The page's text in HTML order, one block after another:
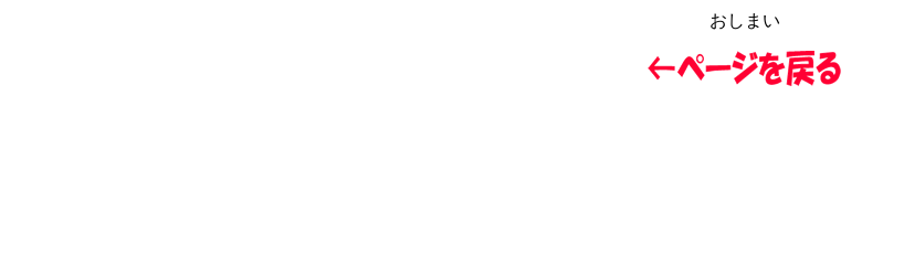
おしまい